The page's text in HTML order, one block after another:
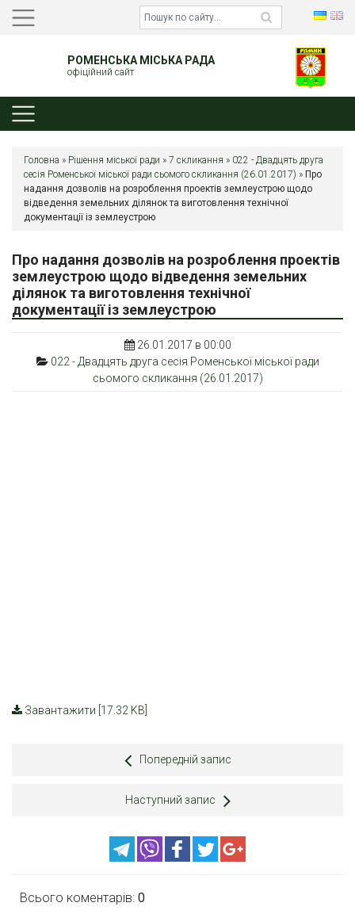
РОМЕНСЬКА МІСЬКА РАДА
офіційний сайт
Головна » Рішення міської ради » 7 скликання » 022 - Двадцять друга
сесія Роменської міської ради сьомого скликання (26.01.2017) » Про
надання дозволів на розроблення проектів землеустрою щодо
відведення земельних ділянок та виготовлення технічної
документації із землеустрою
Про надання дозволів на розроблення проектів
землеустрою щодо відведення земельних
ділянок та виготовлення технічної
документації із землеустрою
26.01.2017 в 00:00
022 - Двадцять друга сесія Роменської міської ради
сьомого скликання (26.01.2017)
Завантажити [17.32 KB]
Попередній запис
Наступний запис
Всього коментарів: 0